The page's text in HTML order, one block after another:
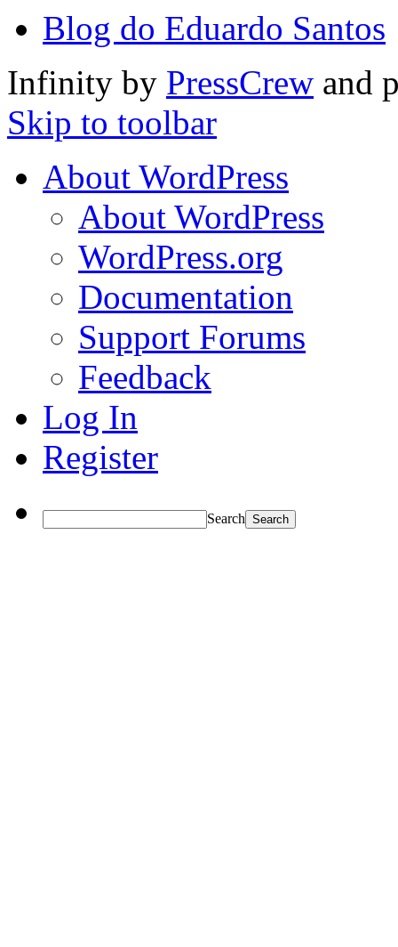
Blog do Eduardo Santos
Infinity by PressCrew and
Skip to toolbar
About WordPress
About WordPress
WordPress.org
Documentation
Support Forums
Feedback
Log In
Register
Search